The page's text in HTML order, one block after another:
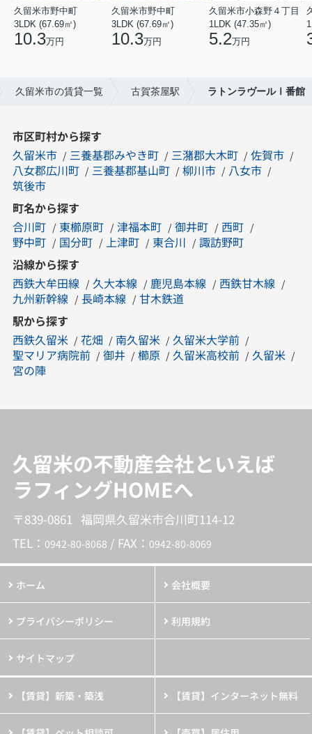
久留米市野中町
3LDK (67.69㎡)
10.3万円
久留米市野中町
3LDK (67.69㎡)
10.3万円
久留米市小森野４丁目
1LDK (47.35㎡)
5.2万円
久留米市の賃貸一覧 古賀茶屋駅 ラトンラヴールⅠ番館
市区町村から探す
久留米市
三養基郡みやき町 三潴郡大木町
佐賀市
八女郡広川町
三養基郡基山町 柳川市
八女市
筑後市
町名から探す
合川町
東櫛原町 津福本町 御井町
西町
野中町
国分町 上津町 東合川
諏訪野町
沿線から探す
西鉄大牟田線
久大本線 鹿児島本線
西鉄甘木線
九州新幹線
長崎本線
甘木鉄道
駅から探す
西鉄久留米
花畑 南久留米
久留米大学前
聖マリア病院前
御井 櫛原 久留米高校前
久留米
宮の陣
久留米の不動産会社といえば
ラフィングHOMEへ
〒839-0861 福岡県久留米市合川町114-12
TEL： 0942-80-8068 / FAX： 0942-80-8069
ホーム 会社概要
プライバシーポリシー 利用規約
サイトマップ
【賃貸】新築・築浅 【賃貸】インターネット無料